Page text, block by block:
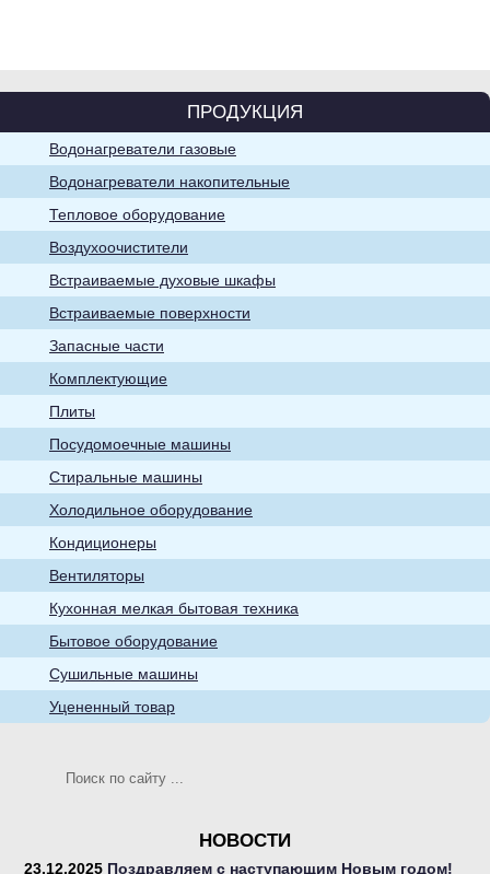
Воздухоочистители
Хозяйственно-
бытовые товары
Кухонная мелкая
бытовая техника
Телевизоры
ПРОДУКЦИЯ
Водонагреватели газовые
Водонагреватели накопительные
Тепловое оборудование
Воздухоочистители
Встраиваемые духовые шкафы
Встраиваемые поверхности
Запасные части
Комплектующие
Плиты
Посудомоечные машины
Стиральные машины
Холодильное оборудование
Кондиционеры
Вентиляторы
Кухонная мелкая бытовая техника
Бытовое оборудование
Сушильные машины
Уцененный товар
НОВОСТИ
23.12.2025 Поздравляем с наступающим Новым годом!